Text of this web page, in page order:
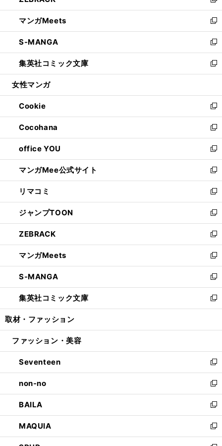
開
く
ウ
で
開
く
ン
ド
ウ
で
開
く
ウ
ィ
ン
ド
ウ
で
開
し
い
ウ
ィ
ン
ド
ウ
開
く
マンガMeets
新
し
い
ウ
ィ
ン
ウ
で
開
く
S-MANGA
新
し
い
ウ
ン
ド
ウ
で
開
く
集英社コミック文庫
新
し
ウ
ィ
ン
ド
ウ
で
開
く
女性マンガ
Cookie
新
し
い
ウ
ィ
ン
ド
ウ
で
開
く
Cocohana
新
し
い
ウ
ィ
ン
ド
ウ
で
開
く
office YOU
新
し
い
ウ
ィ
ン
ド
ウ
で
開
く
マンガMee公式サイト
新
し
い
ウ
ィ
ン
ド
ウ
で
開
く
リマコミ
新
し
い
ウ
ィ
ン
ド
ウ
で
開
く
ジャンプTOON
新
し
い
ウ
ィ
ン
ド
ウ
で
開
ZEBRACK
新
し
い
ウ
ィ
ン
ド
ウ
開
マンガMeets
新
し
い
ウ
ィ
ン
ウ
開
く
S-MANGA
新
し
い
ウ
ン
ウ
で
開
く
集英社コミック文庫
新
し
ウ
ン
ド
ウ
で
開
く
取材・ファッション
ファッション・美容
Seventeen
新
し
い
ウ
ィ
ン
ド
ウ
non-no
新
し
い
ウ
ィ
ン
BAILA
新
し
い
ウ
MAQUIA
新
し